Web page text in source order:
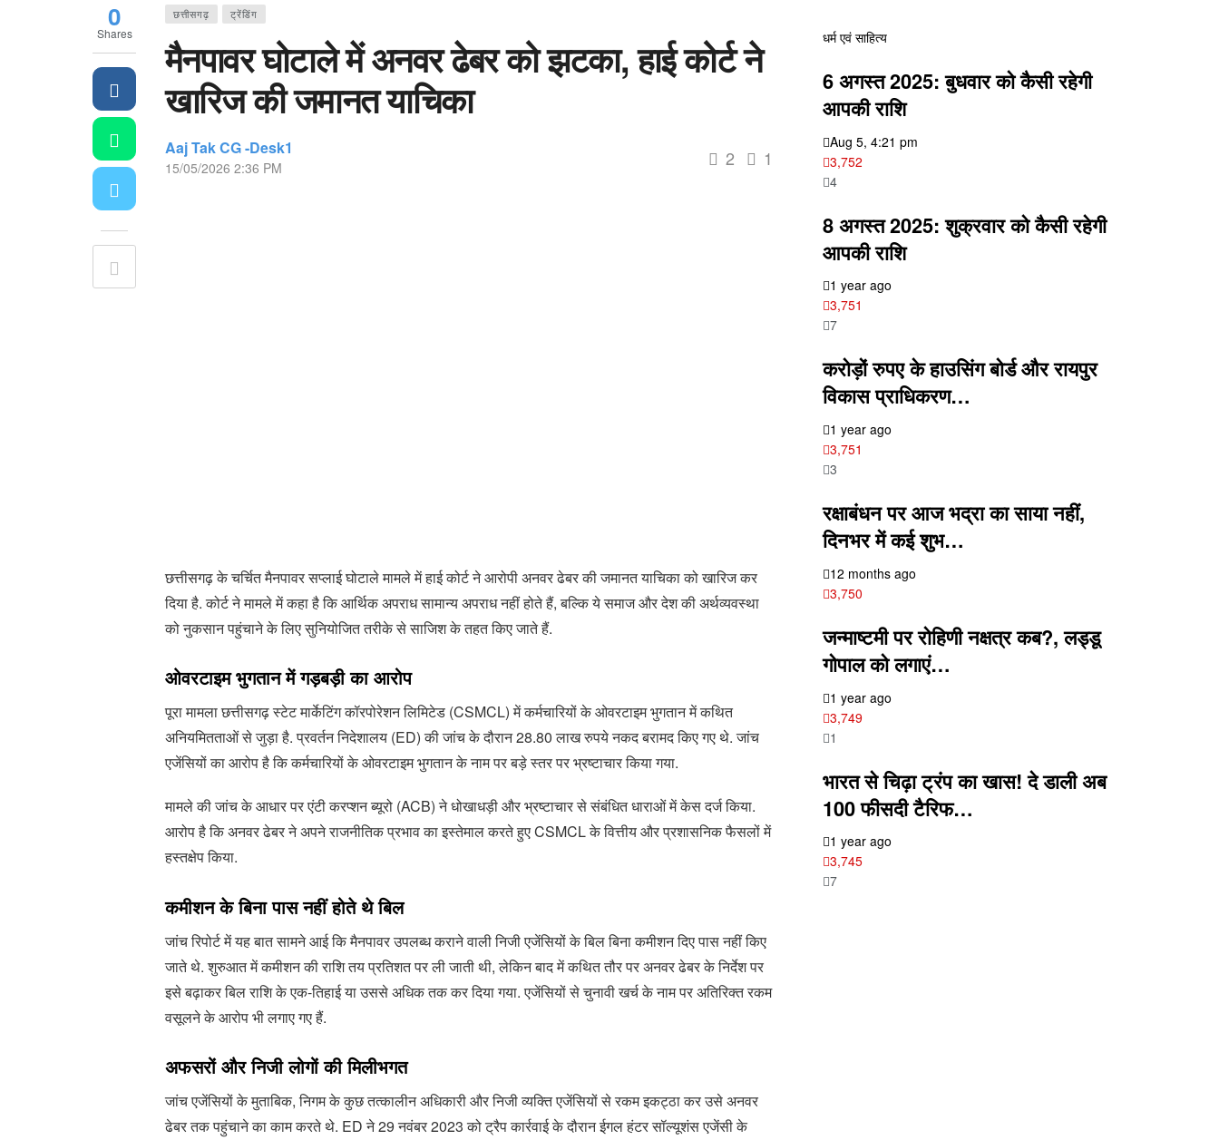
छत्तीसगढ़ ट्रेंडिंग
मैनपावर घोटाले में अनवर ढेबर को झटका, हाई कोर्ट ने
खारिज की जमानत याचिका
Aaj Tak CG -Desk1
15/05/2026 2:36 PM 2 1
0
Shares
छत्तीसगढ़ के चर्चित मैनपावर सप्‍लाई घोटाले मामले में हाई कोर्ट ने आरोपी अनवर ढेबर की जमानत याचिका को खारिज कर
दिया है. कोर्ट ने मामले में कहा है कि आर्थिक अपराध सामान्‍य अपराध नहीं होते हैं, बल्कि ये समाज और देश की अर्थव्‍यवस्‍था
को नुकसान पहुंचाने के लिए सुनियोजित तरीके से साजिश के तहत किए जाते हैं.
ओवरटाइम भुगतान में गड़बड़ी का आरोप
पूरा मामला छत्तीसगढ़ स्टेट मार्केटिंग कॉरपोरेशन लिमिटेड (CSMCL) में कर्मचारियों के ओवरटाइम भुगतान में कथित
अनियमितताओं से जुड़ा है. प्रवर्तन निदेशालय (ED) की जांच के दौरान 28.80 लाख रुपये नकद बरामद किए गए थे. जांच
एजेंसियों का आरोप है कि कर्मचारियों के ओवरटाइम भुगतान के नाम पर बड़े स्तर पर भ्रष्टाचार किया गया.
मामले की जांच के आधार पर एंटी करप्शन ब्यूरो (ACB) ने धोखाधड़ी और भ्रष्टाचार से संबंधित धाराओं में केस दर्ज किया.
आरोप है कि अनवर ढेबर ने अपने राजनीतिक प्रभाव का इस्तेमाल करते हुए CSMCL के वित्तीय और प्रशासनिक फैसलों में
हस्तक्षेप किया.
कमीशन के बिना पास नहीं होते थे बिल
जांच रिपोर्ट में यह बात सामने आई कि मैनपावर उपलब्ध कराने वाली निजी एजेंसियों के बिल बिना कमीशन दिए पास नहीं किए
जाते थे. शुरुआत में कमीशन की राशि तय प्रतिशत पर ली जाती थी, लेकिन बाद में कथित तौर पर अनवर ढेबर के निर्देश पर
इसे बढ़ाकर बिल राशि के एक-तिहाई या उससे अधिक तक कर दिया गया. एजेंसियों से चुनावी खर्च के नाम पर अतिरिक्त रकम
वसूलने के आरोप भी लगाए गए हैं.
अफसरों और निजी लोगों की मिलीभगत
जांच एजेंसियों के मुताबिक, निगम के कुछ तत्कालीन अधिकारी और निजी व्यक्ति एजेंसियों से रकम इकट्ठा कर उसे अनवर
ढेबर तक पहुंचाने का काम करते थे. ED ने 29 नवंबर 2023 को ट्रैप कार्रवाई के दौरान ईगल हंटर सॉल्यूशंस एजेंसी के
धर्म एवं साहित्य
6 अगस्त 2025: बुधवार को कैसी रहेगी
आपकी राशि
Aug 5, 4:21 pm
3,752
4
8 अगस्त 2025: शुक्रवार को कैसी रहेगी
आपकी राशि
1 year ago
3,751
7
करोड़ों रुपए के हाउसिंग बोर्ड और रायपुर
विकास प्राधिकरण…
1 year ago
3,751
3
रक्षाबंधन पर आज भद्रा का साया नहीं,
दिनभर में कई शुभ…
12 months ago
3,750
जन्माष्टमी पर रोहिणी नक्षत्र कब?, लड्डू
गोपाल को लगाएं…
1 year ago
3,749
1
भारत से चिढ़ा ट्रंप का खास! दे डाली अब
100 फीसदी टैरिफ…
1 year ago
3,745
7